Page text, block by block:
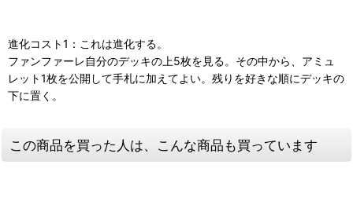
進化コスト1：これは進化する。
ファンファーレ自分のデッキの上5枚を見る。その中から、アミュ
レット1枚を公開して手札に加えてよい。残りを好きな順にデッキの
下に置く。
この商品を買った人は、こんな商品も買っています